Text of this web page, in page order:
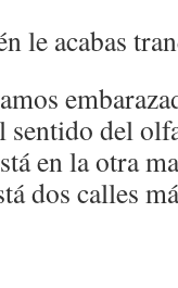
le acabas
sentido del
en la otra
dos calles